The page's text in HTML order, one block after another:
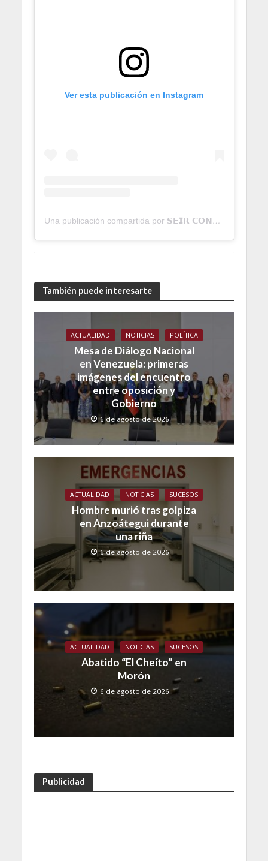
Ver esta publicación en Instagram
Una publicación compartida por 𝗦𝗘𝗜𝗥 𝗖𝗢𝗡𝗧𝗥𝗘𝗥𝗔𝗦 (@seircontreras)
También puede interesarte
ACTUALIDAD NOTICIAS POLÍTICA
Mesa de Diálogo Nacional
en Venezuela: primeras
imágenes del encuentro
entre oposición y
Gobierno
6 de agosto de 2026
ACTUALIDAD NOTICIAS SUCESOS
Hombre murió tras golpiza
en Anzoátegui durante
una riña
6 de agosto de 2026
ACTUALIDAD NOTICIAS SUCESOS
Abatido “El Cheíto” en
Morón
6 de agosto de 2026
Publicidad